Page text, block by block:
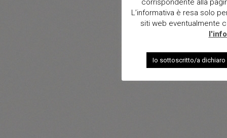
corrispondente alla
L’informativa è resa solo
siti web eventualmente
Io sottoscritto/a dichiaro